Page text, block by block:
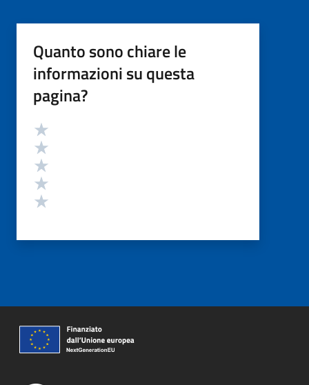
Quanto sono chiare le
informazioni su questa
pagina?
Valutazione